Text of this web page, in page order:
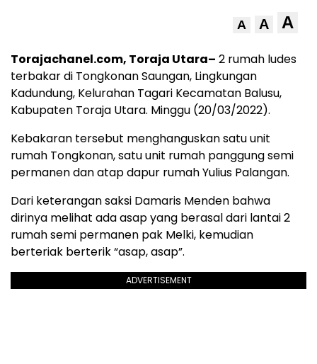
A A A
Torajachanel.com, Toraja Utara– 2 rumah ludes
terbakar di Tongkonan Saungan, Lingkungan
Kadundung, Kelurahan Tagari Kecamatan Balusu,
Kabupaten Toraja Utara. Minggu (20/03/2022).
Kebakaran tersebut menghanguskan satu unit
rumah Tongkonan, satu unit rumah panggung semi
permanen dan atap dapur rumah Yulius Palangan.
Dari keterangan saksi Damaris Menden bahwa
dirinya melihat ada asap yang berasal dari lantai 2
rumah semi permanen pak Melki, kemudian
berteriak berterik “asap, asap”.
ADVERTISEMENT